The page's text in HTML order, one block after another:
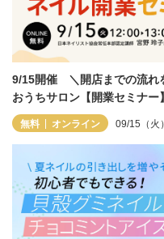
9/15開催 ＼開店までの流れ
おうちサロン【開業セミナー】
無料 オンライン 09/15（火）